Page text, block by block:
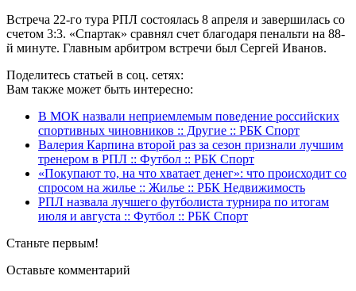
Встреча 22-го тура РПЛ состоялась 8 апреля и завершилась со
счетом 3:3. «Спартак» сравнял счет благодаря пенальти на 88-
й минуте. Главным арбитром встречи был Сергей Иванов.
Поделитесь статьей в соц. сетях:
Вам также может быть интересно:
В МОК назвали неприемлемым поведение российских
спортивных чиновников :: Другие :: РБК Спорт
Валерия Карпина второй раз за сезон признали лучшим
тренером в РПЛ :: Футбол :: РБК Спорт
«Покупают то, на что хватает денег»: что происходит со
спросом на жилье :: Жилье :: РБК Недвижимость
РПЛ назвала лучшего футболиста турнира по итогам
июля и августа :: Футбол :: РБК Спорт
Станьте первым!
Оставьте комментарий